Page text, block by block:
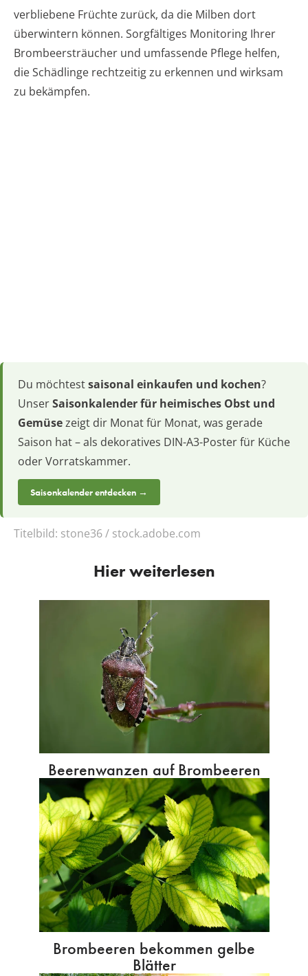
verbliebene Früchte zurück, da die Milben dort
überwintern können. Sorgfältiges Monitoring Ihrer
Brombeersträucher und umfassende Pflege helfen,
die Schädlinge rechtzeitig zu erkennen und wirksam
zu bekämpfen.
Du möchtestsaisonal einkaufen und kochen?
UnserSaisonkalender für heimisches Obst und
Gemüsezeigt dir Monat für Monat, was gerade
Saison hat – als dekoratives DIN-A3-Poster für Küche
oder Vorratskammer.
Saisonkalender entdecken →
Titelbild: stone36 / stock.adobe.com
Hier weiterlesen
Beerenwanzen auf Brombeeren
Brombeeren bekommen gelbe
Blätter